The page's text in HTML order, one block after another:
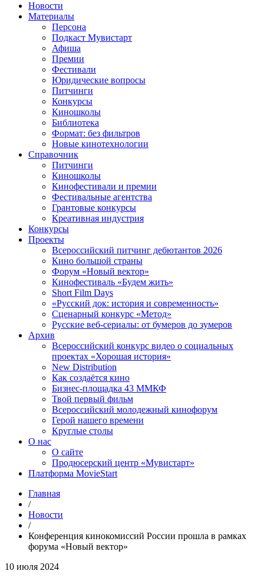
Новости
Материалы
Персона
Подкаст Мувистарт
Афиша
Премии
Фестивали
Юридические вопросы
Питчинги
Конкурсы
Киношколы
Библиотека
Формат: без фильтров
Новые кинотехнологии
Справочник
Питчинги
Киношколы
Кинофестивали и премии
Фестивальные агентства
Грантовые конкурсы
Креативная индустрия
Конкурсы
Проекты
Всероссийский питчинг дебютантов 2026
Кино большой страны
Форум «Новый вектор»
Кинофестиваль «Будем жить»
Short Film Days
«Русский док: история и современность»
Сценарный конкурс «Метод»
Русские веб-сериалы: от бумеров до зумеров
Архив
Всероссийский конкурс видео о социальных
проектах «Хорошая история»
New Distribution
Как создаётся кино
Бизнес-площадка 43 ММКФ
Твой первый фильм
Всероссийский молодежный кинофорум
Герой нашего времени
Круглые столы
О нас
О сайте
Продюсерский центр «Мувистарт»
Платформа MovieStart
Главная
/
Новости
/
Конференция кинокомиссий России прошла в рамках
форума «Новый вектор»
10 июля 2024